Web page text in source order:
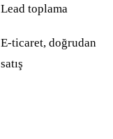
Lead toplama
E-ticaret, doğrudan
satış